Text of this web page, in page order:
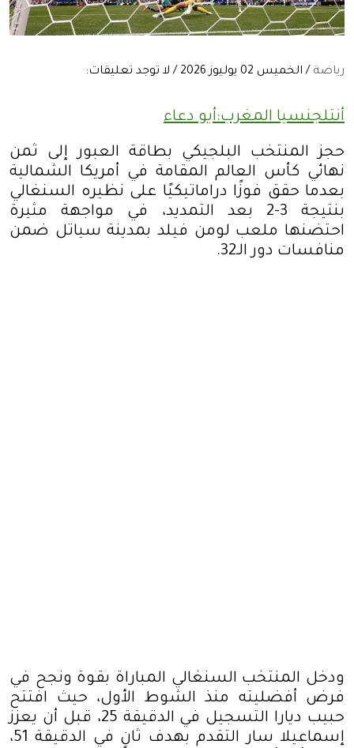
رياضة / الخميس 02 يوليوز 2026 / لا توجد تعليقات:
أنتلجنسيا المغرب:أبو دعاء
حجز المنتخب البلجيكي بطاقة العبور إلى ثمن
نهائي كأس العالم المقامة في أمريكا الشمالية
بعدما حقق فوزًا دراماتيكيًا على نظيره السنغالي
بنتيجة 3-2 بعد التمديد، في مواجهة مثيرة
احتضنها ملعب لومن فيلد بمدينة سياتل ضمن
منافسات دور الـ32
.
ودخل المنتخب السنغالي المباراة بقوة ونجح في
فرض أفضليته منذ الشوط الأول، حيث افتتح
حبيب ديارا التسجيل في الدقيقة 25، قبل أن يعزز
إسماعيلا سار التقدم بهدف ثانٍ في الدقيقة 51،